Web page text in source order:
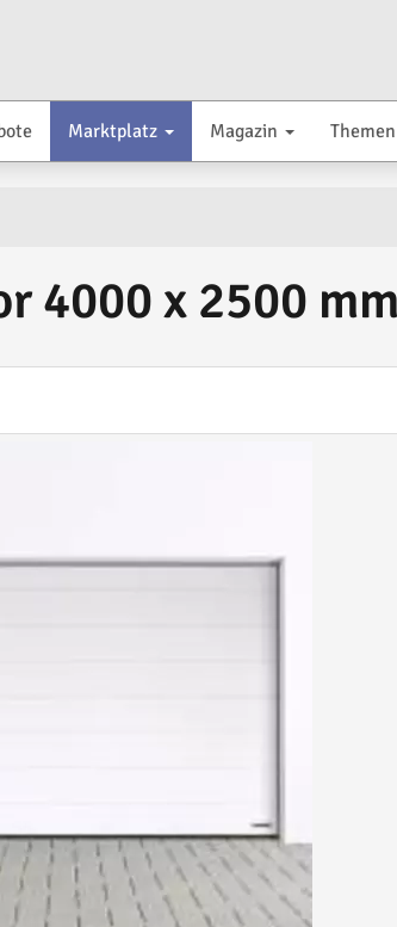
Marktplatz Magazin Themen
4000 x 2500